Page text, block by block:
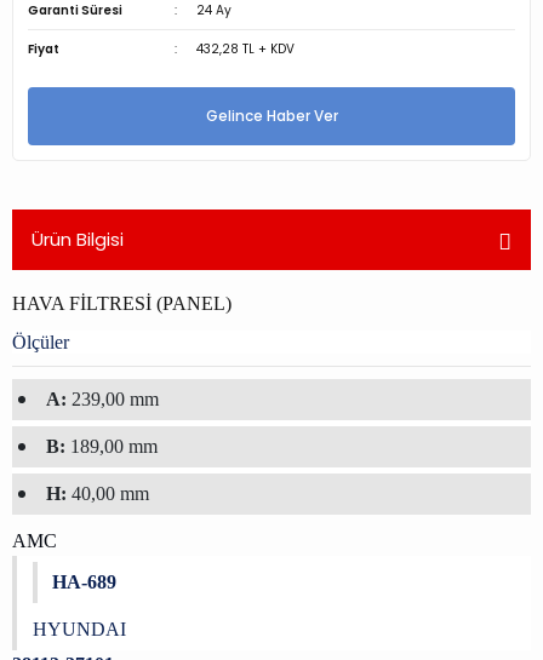
Garanti Süresi 24 Ay
Fiyat 432,28 TL + KDV
Gelince Haber Ver
Ürün Bilgisi
HAVA FİLTRESİ (PANEL)
Ölçüler
A: 239,00 mm
B: 189,00 mm
H: 40,00 mm
AMC
HA-689
HYUNDAI